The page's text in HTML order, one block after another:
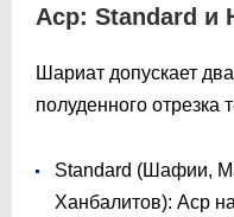
Аср: Standard и
Шариат допускает
полуденного отрезка
Standard (Шафии,
Ханбалитов): Аср